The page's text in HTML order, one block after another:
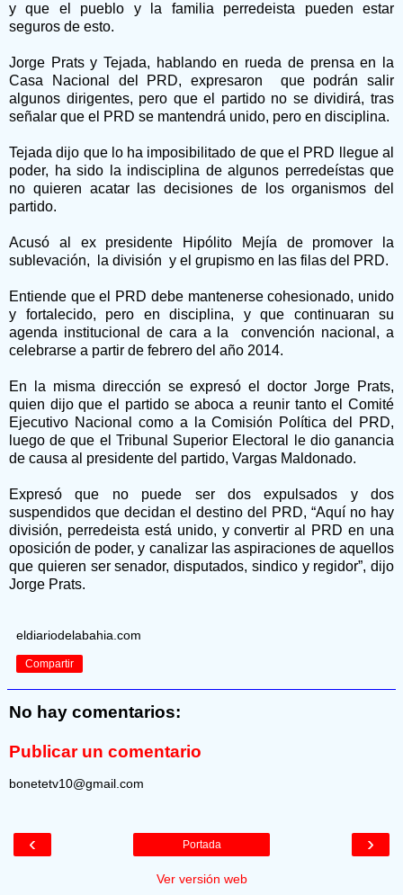
y que el pueblo y la familia perredeista pueden estar
seguros de esto.
Jorge Prats y Tejada, hablando en rueda de prensa en la
Casa Nacional del PRD, expresaron que podrán salir
algunos dirigentes, pero que el partido no se dividirá, tras
señalar que el PRD se mantendrá unido, pero en disciplina.
Tejada dijo que lo ha imposibilitado de que el PRD llegue al
poder, ha sido la indisciplina de algunos perredeístas que
no quieren acatar las decisiones de los organismos del
partido.
Acusó al ex presidente Hipólito Mejía de promover la
sublevación, la división y el grupismo en las filas del PRD.
Entiende que el PRD debe mantenerse cohesionado, unido
y fortalecido, pero en disciplina, y que continuaran su
agenda institucional de cara a la convención nacional, a
celebrarse a partir de febrero del año 2014.
En la misma dirección se expresó el doctor Jorge Prats,
quien dijo que el partido se aboca a reunir tanto el Comité
Ejecutivo Nacional como a la Comisión Política del PRD,
luego de que el Tribunal Superior Electoral le dio ganancia
de causa al presidente del partido, Vargas Maldonado.
Expresó que no puede ser dos expulsados y dos
suspendidos que decidan el destino del PRD, “Aquí no hay
división, perredeista está unido, y convertir al PRD en una
oposición de poder, y canalizar las aspiraciones de aquellos
que quieren ser senador, disputados, sindico y regidor”, dijo
Jorge Prats.
eldiariodelabahia.com
Compartir
No hay comentarios:
Publicar un comentario
bonetetv10@gmail.com
‹ ›
Portada
Ver versión web